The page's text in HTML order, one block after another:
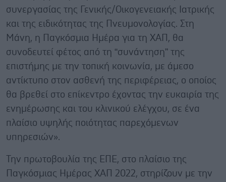
συνεργασίας της Γενικής/Οικογενειακής Ιατρικής
και της ειδικότητας της Πνευμονολογίας. Στη
Μάνη, η Παγκόσμια Ημέρα για τη ΧΑΠ, θα
συνοδευτεί φέτος από τη “συνάντηση” της
επιστήμης με την τοπική κοινωνία, με άμεσο
αντίκτυπο στον ασθενή της περιφέρειας, ο οποίος
θα βρεθεί στο επίκεντρο έχοντας την ευκαιρία της
ενημέρωσης και του κλινικού ελέγχου, σε ένα
πλαίσιο υψηλής ποιότητας παρεχόμενων
υπηρεσιών».
Την πρωτοβουλία της ΕΠΕ, στο πλαίσιο της
Παγκόσμιας Ημέρας ΧΑΠ 2022, στηρίζουν με την